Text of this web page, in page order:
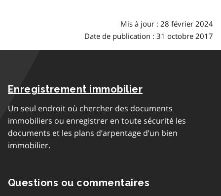
Mis à jour : 28 février 2024
Date de publication : 31 octobre 2017
Enregistrement immobilier
Un seul endroit où chercher des documents
immobiliers ou enregistrer en toute sécurité les
documents et les plans d’arpentage d’un bien
immobilier.
Questions ou commentaires